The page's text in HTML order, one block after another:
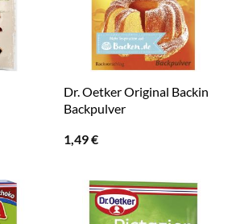
Dr. Oetker Original Backin
Backpulver
1,49€